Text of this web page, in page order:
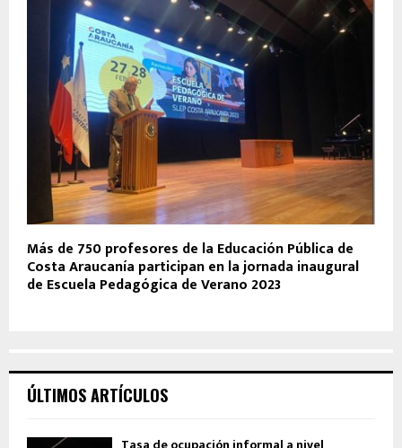
Más de 750 profesores de la Educación Pública de
Costa Araucanía participan en la jornada inaugural
de Escuela Pedagógica de Verano 2023
ÚLTIMOS ARTÍCULOS